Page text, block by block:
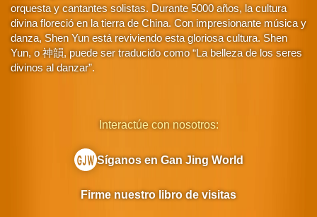
orquesta y cantantes solistas. Durante 5000 años, la cultura
divina floreció en la tierra de China. Con impresionante música y
danza, Shen Yun está reviviendo esta gloriosa cultura. Shen
Yun, o 神韻, puede ser traducido como “La belleza de los seres
divinos al danzar”.
Interactúe con nosotros:
Síganos en Gan Jing World
Firme nuestro libro de visitas